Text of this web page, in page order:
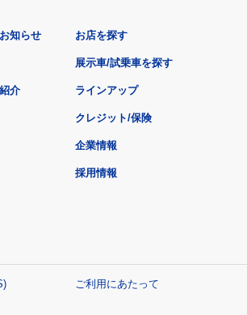
知らせ
介
お店を探す
展示車/試乗車を探す
ラインアップ
クレジット/保険
企業情報
採用情報
ご利用にあたって